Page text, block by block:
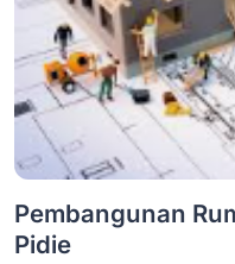
Pembangunan
Pidie